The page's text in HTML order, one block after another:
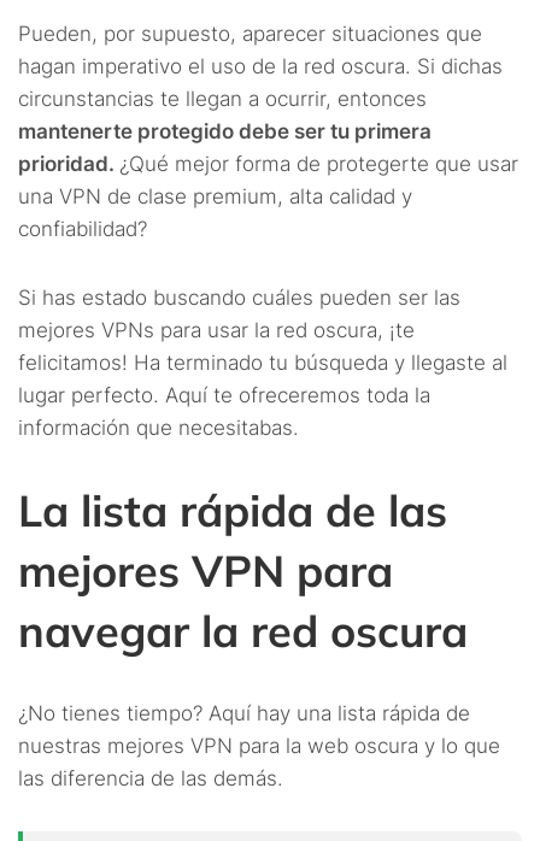
Pueden, por supuesto, aparecer situaciones que
hagan imperativo el uso de la red oscura. Si dichas
circunstancias te llegan a ocurrir, entonces
mantenerte protegido debe ser tu primera
prioridad. ¿Qué mejor forma de protegerte que usar
una VPN de clase premium, alta calidad y
confiabilidad?
Si has estado buscando cuáles pueden ser las
mejores VPNs para usar la red oscura, ¡te
felicitamos! Ha terminado tu búsqueda y llegaste al
lugar perfecto. Aquí te ofreceremos toda la
información que necesitabas.
La lista rápida de las
mejores VPN para
navegar la red oscura
¿No tienes tiempo? Aquí hay una lista rápida de
nuestras mejores VPN para la web oscura y lo que
las diferencia de las demás.